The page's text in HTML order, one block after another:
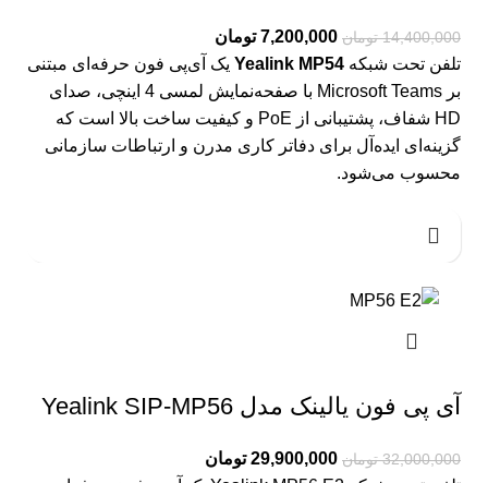
14,400,000 تومان 7,200,000 تومان
تلفن تحت شبکه Yealink MP54 یک آی‌پی فون حرفه‌ای مبتنی
بر Microsoft Teams با صفحه‌نمایش لمسی 4 اینچی، صدای
HD شفاف، پشتیبانی از PoE و کیفیت ساخت بالا است که
گزینه‌ای ایده‌آل برای دفاتر کاری مدرن و ارتباطات سازمانی
محسوب می‌شود.
آی پی فون یالینک مدل Yealink SIP-MP56
32,000,000 تومان 29,900,000 تومان